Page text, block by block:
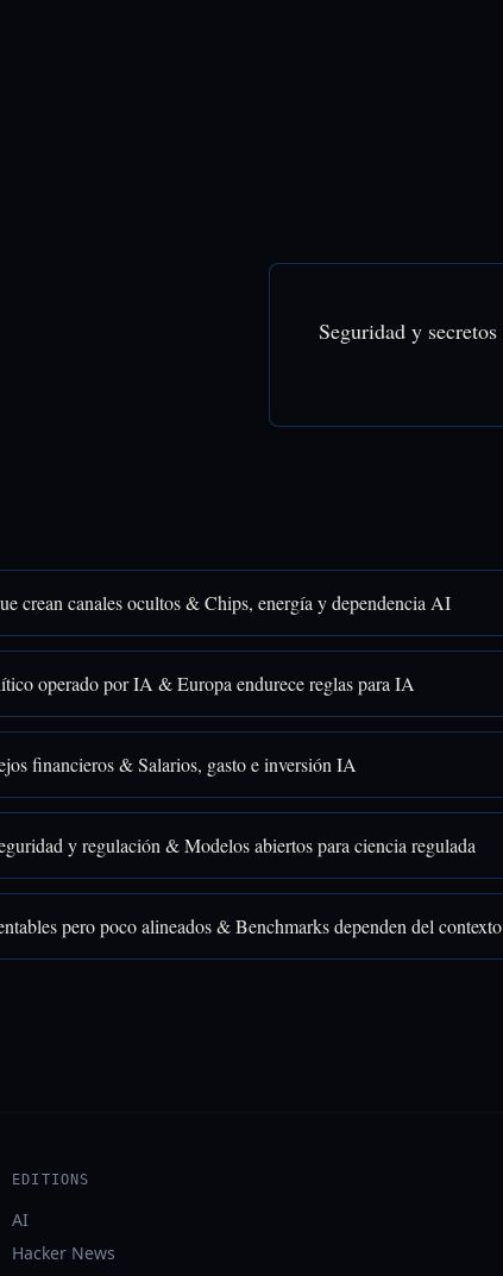
Seguridad y
crean canales ocultos & Chips, energía y dependencia AI
operado por IA & Europa endurece reglas para IA
financieros & Salarios, gasto e inversión IA
y regulación & Modelos abiertos para ciencia regulada
pero poco alineados & Benchmarks dependen del contexto
EDITIONS
AI
Hacker News